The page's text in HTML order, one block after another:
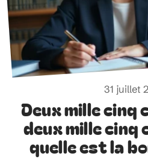
31 juillet
Deux mille cinq
deux mille cinq
quelle est la